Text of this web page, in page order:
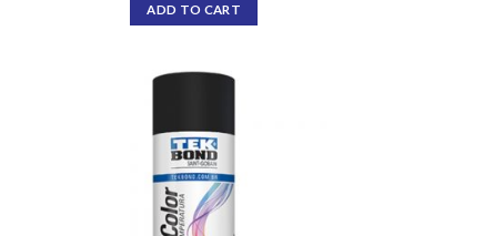
ADD TO CART